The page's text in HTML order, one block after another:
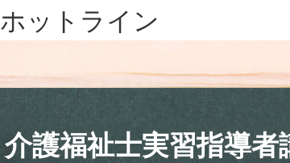
ホットライン
介護福祉士実習指導者